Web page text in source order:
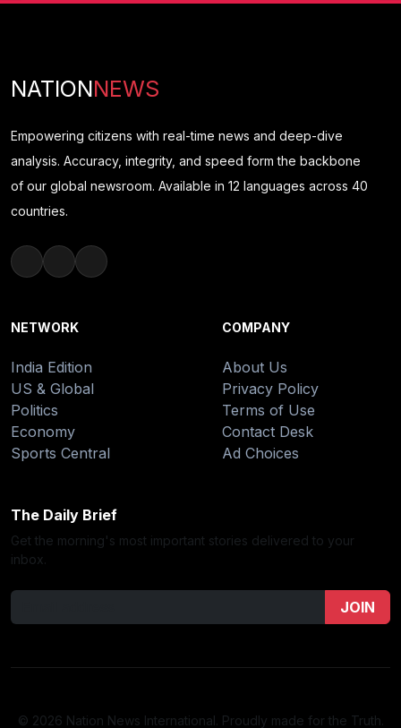
NATIONNEWS
Empowering citizens with real-time news and deep-dive
analysis. Accuracy, integrity, and speed form the backbone
of our global newsroom. Available in 12 languages across 40
countries.
NETWORK
India Edition
US & Global
Politics
Economy
Sports Central
COMPANY
About Us
Privacy Policy
Terms of Use
Contact Desk
Ad Choices
The Daily Brief
Get the morning's most important stories delivered to your
inbox.
JOIN
© 2026 Nation News International. Proudly made for the Truth.